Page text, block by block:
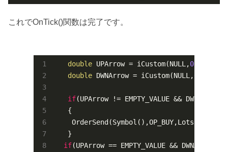
これでOnTick()関数は完了です。
double UPArrow = iCustom(NULL,0,
double DWNArrow = iCustom(NULL,
if(UPArrow != EMPTY_VALUE && DWNArrow
   {
    OrderSend(Symbol(),OP_BUY,Lots,Ask,
   }
if(UPArrow == EMPTY_VALUE && DWNArrow !=